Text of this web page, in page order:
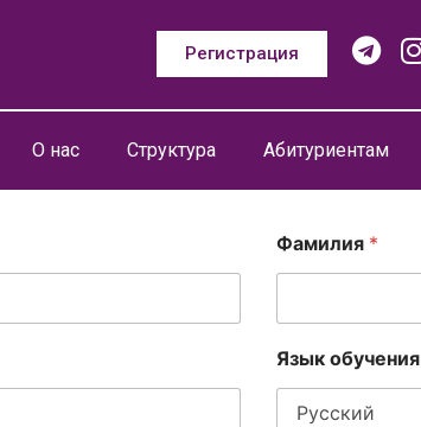
Регистрация
О нас Структура Абитуриентам
Фамилия *
Язык обучения